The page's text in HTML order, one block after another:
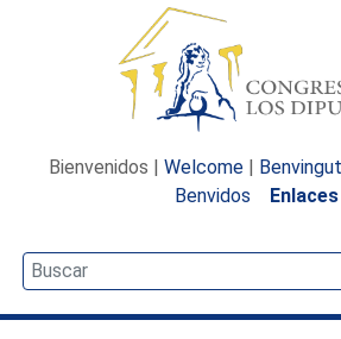
Bienvenidos | Welcome |
Benvidos
Enlaces